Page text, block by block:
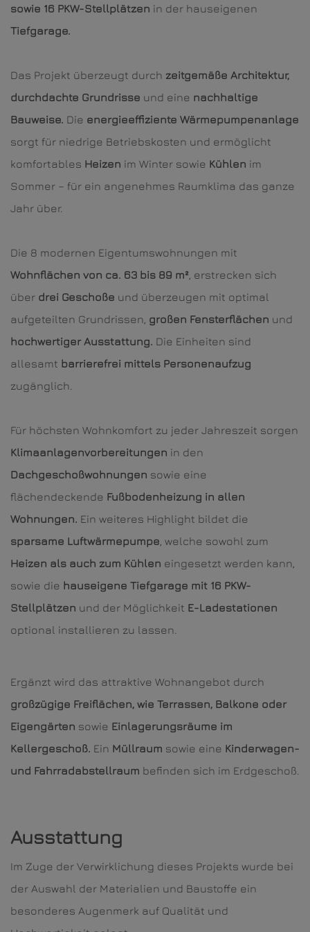
sowie 16 PKW-Stellplätzen in der hauseigenen
Tiefgarage.
Das Projekt überzeugt durch zeitgemäße Architektur,
durchdachte Grundrisse und eine nachhaltige
Bauweise. Die energieeffiziente Wärmepumpenanlage
sorgt für niedrige Betriebskosten und ermöglicht
komfortables Heizen im Winter sowie Kühlen im
Sommer – für ein angenehmes Raumklima das ganze
Jahr über.
Die 8 modernen Eigentumswohnungen mit
Wohnflächen von ca. 63 bis 89 m² , erstrecken sich
über drei Geschoße und überzeugen mit optimal
aufgeteilten Grundrissen, großen Fensterflächen und
hochwertiger Ausstattung. Die Einheiten sind
allesamt barrierefrei mittels Personenaufzug
zugänglich.
Für höchsten Wohnkomfort zu jeder Jahreszeit sorgen
Klimaanlagenvorbereitungen in den
Dachgeschoßwohnungen sowie eine
flächendeckende Fußbodenheizung in allen
Wohnungen. Ein weiteres Highlight bildet die
sparsame Luftwärmepumpe , welche sowohl zum
Heizen als auch zum Kühlen eingesetzt werden kann,
sowie die hauseigene Tiefgarage mit 16 PKW-
Stellplätzen und der Möglichkeit E-Ladestationen
optional installieren zu lassen.
Ergänzt wird das attraktive Wohnangebot durch
großzügige Freiflächen, wie Terrassen, Balkone oder
Eigengärten sowie Einlagerungsräume im
Kellergeschoß. Ein Müllraum sowie eine Kinderwagen-
und Fahrradabstellraum befinden sich im Erdgeschoß.
Ausstattung
Im Zuge der Verwirklichung dieses Projekts wurde bei
der Auswahl der Materialien und Baustoffe ein
besonderes Augenmerk auf Qualität und